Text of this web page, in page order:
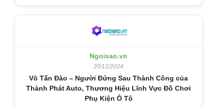
Ngoisao.vn
20/12/2024
Võ Tấn Đào – Người Đứng Sau Thành Công của
Thành Phát Auto, Thương Hiệu Lĩnh Vực Đồ Chơi
Phụ Kiện Ô Tô